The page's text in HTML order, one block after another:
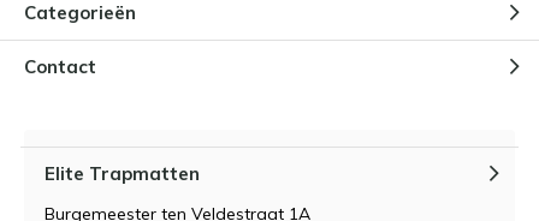
Categorieën
Contact
Elite Trapmatten
Burgemeester ten Veldestraat 1A